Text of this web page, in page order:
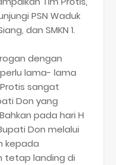
PSN Waduk
dan SMKN 1.
dengan
lama- lama
sangat
Don yang
pada hari H
Don melalui
kepada
tetap landing di